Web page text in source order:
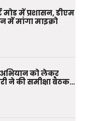
में प्रशासन, डीएम
में मांगा माइक्रो
को लेकर
ने की समीक्षा बैठक…